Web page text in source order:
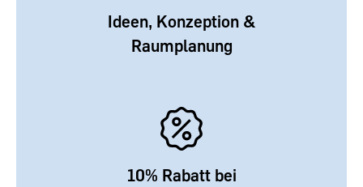
Ideen, Konzeption &
Raumplanung
10% Rabatt bei